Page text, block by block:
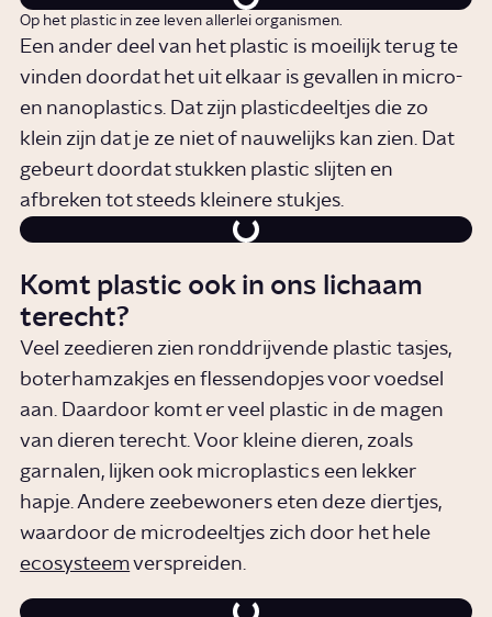
Op het plastic in zee leven allerlei organismen.
Een ander deel van het plastic is moeilijk terug te
vinden doordat het uit elkaar is gevallen in micro-
en nanoplastics. Dat zijn plasticdeeltjes die zo
klein zijn dat je ze niet of nauwelijks kan zien. Dat
gebeurt doordat stukken plastic slijten en
afbreken tot steeds kleinere stukjes.
Komt plastic ook in ons lichaam
terecht?
Veel zeedieren zien ronddrijvende plastic tasjes,
boterhamzakjes en flessendopjes voor voedsel
aan. Daardoor komt er veel plastic in de magen
van dieren terecht. Voor kleine dieren, zoals
garnalen, lijken ook microplastics een lekker
hapje. Andere zeebewoners eten deze diertjes,
waardoor de microdeeltjes zich door het hele
ecosysteemverspreiden.